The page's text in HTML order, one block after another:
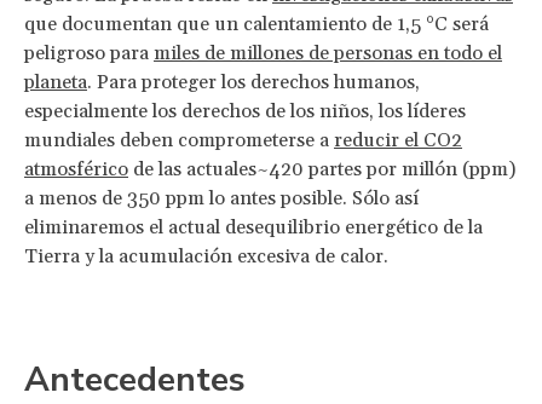
que documentan que un calentamiento de 1,5 °C será
peligroso para miles de millones de personas en todo el
planeta. Para proteger los derechos humanos,
especialmente los derechos de los niños, los líderes
mundiales deben comprometerse a reducir el CO2
atmosférico de las actuales~420 partes por millón (ppm)
a menos de 350 ppm lo antes posible. Sólo así
eliminaremos el actual desequilibrio energético de la
Tierra y la acumulación excesiva de calor.
Antecedentes